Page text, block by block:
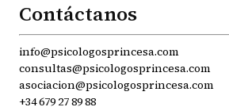
Contáctanos
info@psicologosprincesa.com
consultas@psicologosprincesa.com
asociacion@psicologosprincesa.com
+34 679 27 89 88